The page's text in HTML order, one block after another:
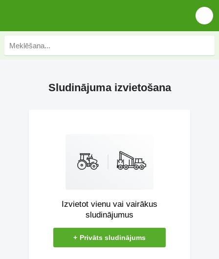
Sludinājuma izvietošana
Izvietot vienu vai vairākus
sludinājumus
+ Privāts sludinājums